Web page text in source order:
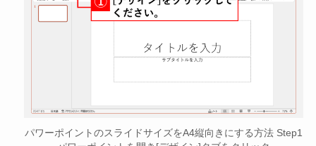
パワーポイントのスライドサイズをA4縦向きにする方法 Step1